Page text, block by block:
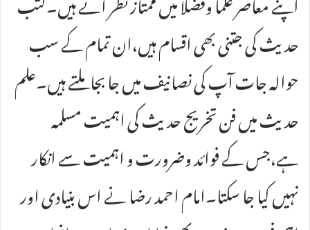
حدیث کی جتنی بھی اقسام ہیں،ان تمام کے سب
حوالہ جات آپ کی نصانیف میں جا بجا ملتے ہیں۔علم
حدیث میں فن تخریج حدیث کی اہمیت مسلمہ
ہے،جس کے فوائد وضرورت و اہمیت سے انکار
نہیں کیا جا سکتا۔امام احمد رضا نے اس بنیادی اور